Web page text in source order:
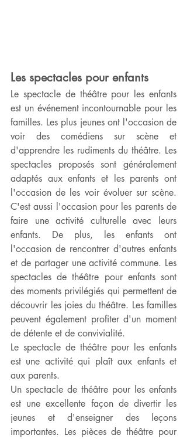
Les spectacles pour enfants
Le spectacle de théâtre pour les enfants
est un événement incontournable pour les
familles. Les plus jeunes ont l'occasion de
voir des comédiens sur scène et
d'apprendre les rudiments du théâtre. Les
spectacles proposés sont généralement
adaptés aux enfants et les parents ont
l'occasion de les voir évoluer sur scène.
C'est aussi l'occasion pour les parents de
faire une activité culturelle avec leurs
enfants. De plus, les enfants ont
l'occasion de rencontrer d'autres enfants
et de partager une activité commune. Les
spectacles de théâtre pour enfants sont
des moments privilégiés qui permettent de
découvrir les joies du théâtre. Les familles
peuvent également profiter d'un moment
de détente et de convivialité.
Le spectacle de théâtre pour les enfants
est une activité qui plaît aux enfants et
aux parents.
Un spectacle de théâtre pour les enfants
est une excellente façon de divertir les
jeunes et d'enseigner des leçons
importantes. Les pièces de théâtre pour